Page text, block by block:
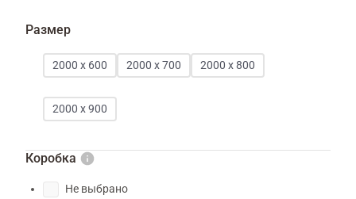
Размер
2000 х 600 2000 х 700 2000 х 800
2000 х 900
Коробка
Не выбрано